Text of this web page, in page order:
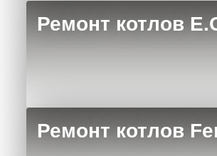
Ремонт котлов
Ремонт котлов